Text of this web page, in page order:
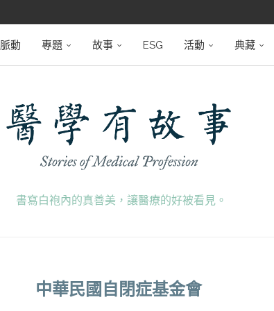
脈動 專題 故事 ESG 活動 典藏
書寫白袍內的真善美，讓醫療的好被看見。
中華民國自閉症基金會